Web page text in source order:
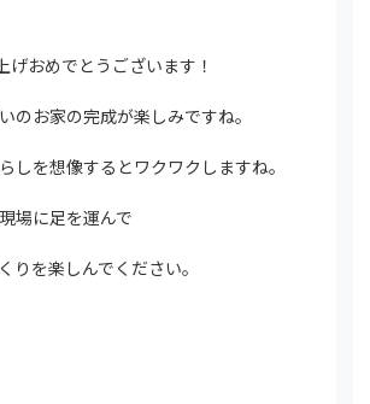
げおめでとうございます！
のお家の完成が楽しみですね。
しを想像するとワクワクしますね。
場に足を運んで
りを楽しんでください。